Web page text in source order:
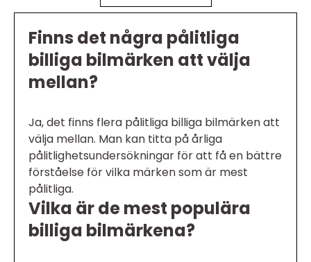
Finns det några pålitliga
billiga bilmärken att välja
mellan?
Ja, det finns flera pålitliga billiga bilmärken att
välja mellan. Man kan titta på årliga
pålitlighetsundersökningar för att få en bättre
förståelse för vilka märken som är mest
pålitliga.
Vilka är de mest populära
billiga bilmärkena?